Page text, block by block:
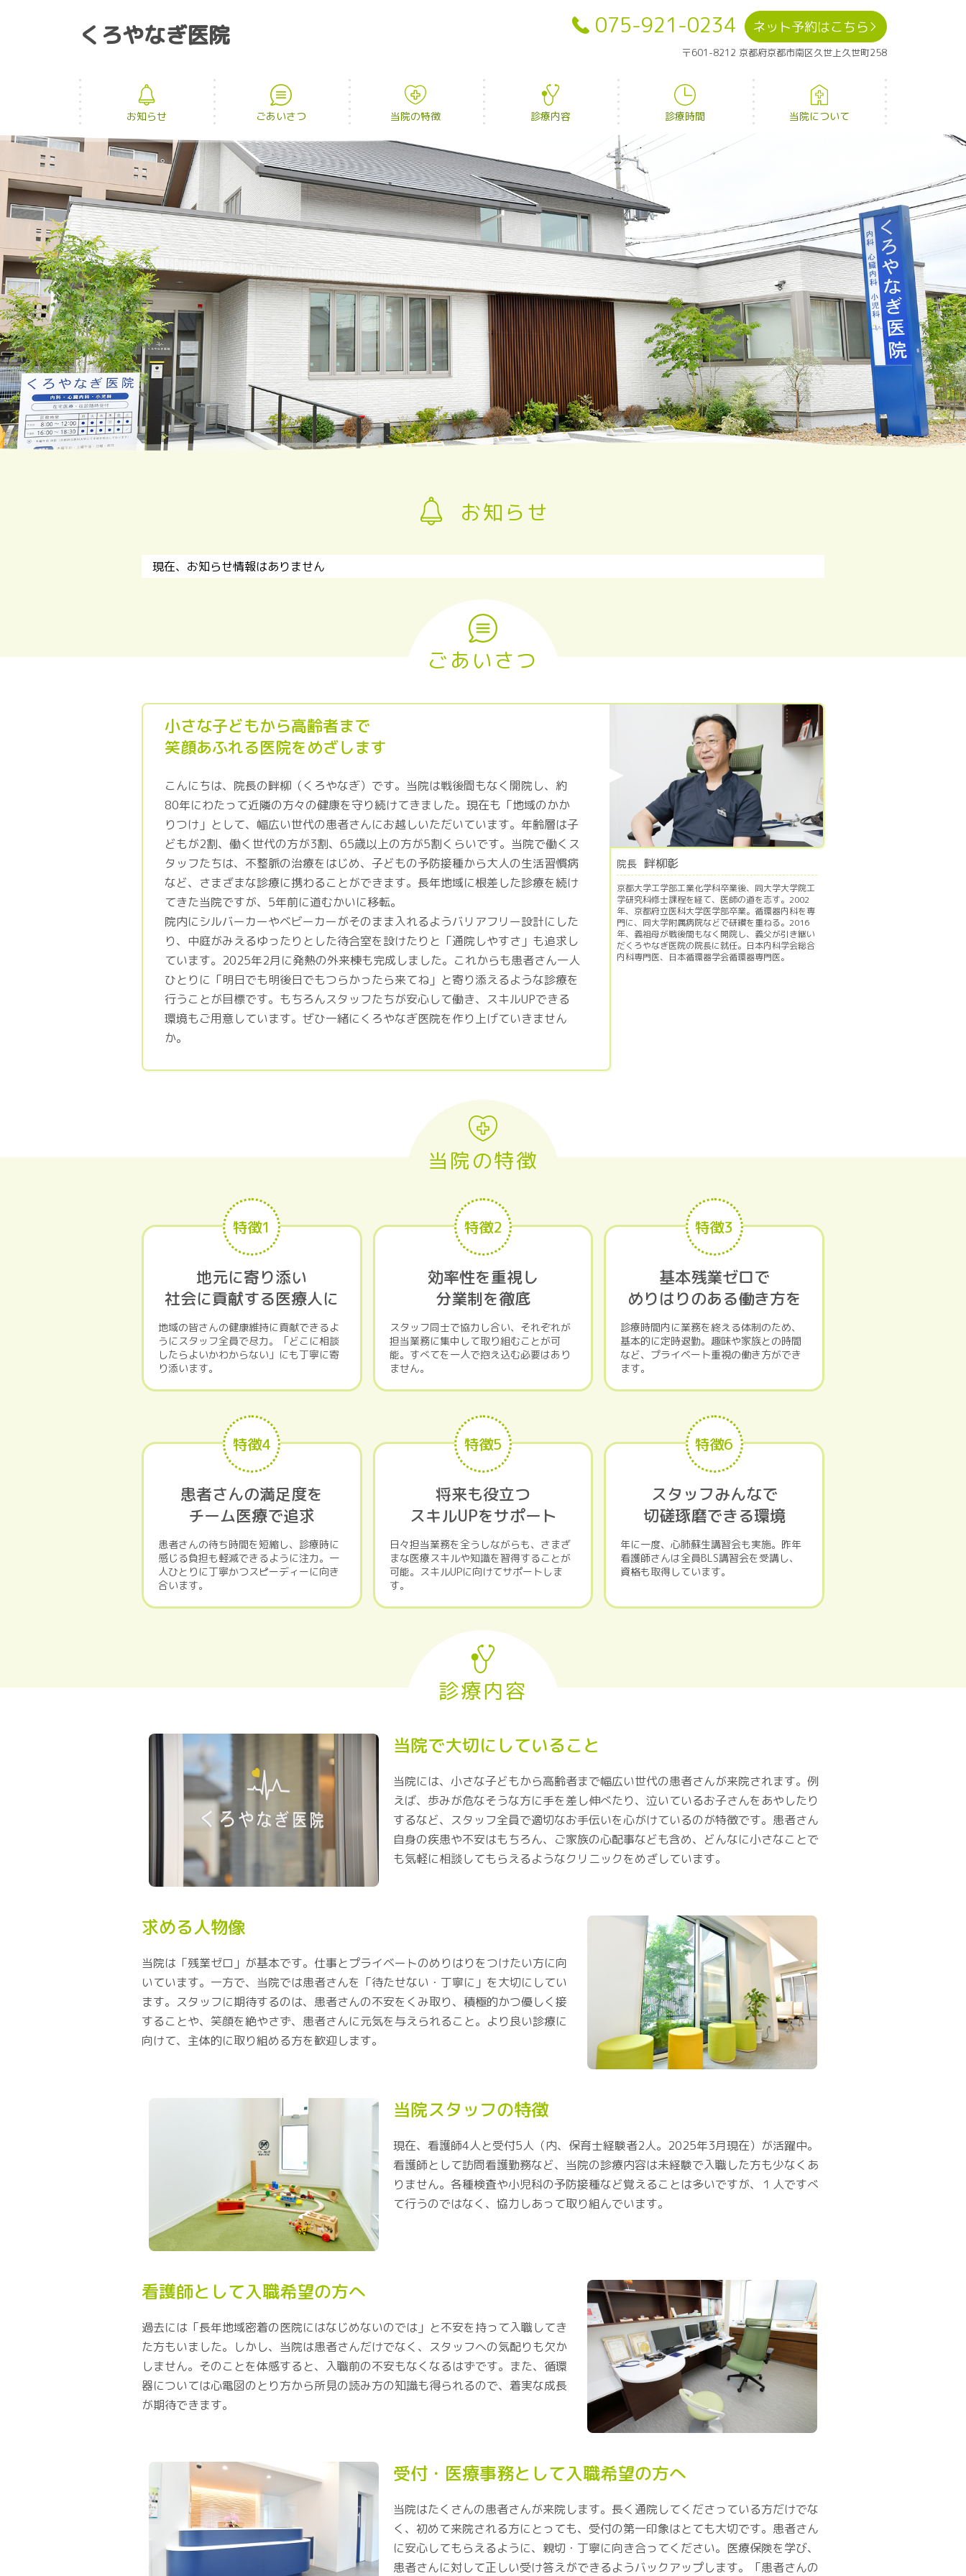
くろやなぎ医院 075-921-0234
〒601-8212 京都府京都市南区久世上久世町258
ネット予約はこちら
お知らせ ごあいさつ 当院の特徴 診療内容 診療時間 当院について
お知らせ
現在、お知らせ情報はありません
ごあいさつ
院長 畔柳彰
京都大学工学部工業化学科卒業後、同大学大学院工
学研究科修士課程を経て、医師の道を志す。2002
年、京都府立医科大学医学部卒業。循環器内科を専
門に、同大学附属病院などで研鑽を重ねる。2016
年、義祖母が戦後間もなく開院し、義父が引き継い
だくろやなぎ医院の院長に就任。日本内科学会総合
内科専門医、日本循環器学会循環器専門医。
小さな子どもから高齢者まで
笑顔あふれる医院をめざします
こんにちは、院長の畔柳（くろやなぎ）です。当院は戦後間もなく開院し、約
80年にわたって近隣の方々の健康を守り続けてきました。現在も「地域のかか
りつけ」として、幅広い世代の患者さんにお越しいただいています。年齢層は子
どもが2割、働く世代の方が3割、65歳以上の方が5割くらいです。当院で働くス
タッフたちは、不整脈の治療をはじめ、子どもの予防接種から大人の生活習慣病
など、さまざまな診療に携わることができます。長年地域に根差した診療を続け
てきた当院ですが、5年前に道むかいに移転。
院内にシルバーカーやベビーカーがそのまま入れるようバリアフリー設計にした
り、中庭がみえるゆったりとした待合室を設けたりと「通院しやすさ」も追求し
ています。2025年2月に発熱の外来棟も完成しました。これからも患者さん一人
ひとりに「明日でも明後日でもつらかったら来てね」と寄り添えるような診療を
行うことが目標です。もちろんスタッフたちが安心して働き、スキルUPできる
環境もご用意しています。ぜひ一緒にくろやなぎ医院を作り上げていきません
か。
当院の特徴
特徴1
地元に寄り添い
社会に貢献する医療人に
地域の皆さんの健康維持に貢献できるよ
うにスタッフ全員で尽力。「どこに相談
したらよいかわからない」にも丁寧に寄
り添います。
特徴2
効率性を重視し
分業制を徹底
スタッフ同士で協力し合い、それぞれが
担当業務に集中して取り組むことが可
能。すべてを一人で抱え込む必要はあり
ません。
特徴3
基本残業ゼロで
めりはりのある働き方を
診療時間内に業務を終える体制のため、
基本的に定時退勤。趣味や家族との時間
など、プライベート重視の働き方ができ
ます。
特徴4
患者さんの満足度を
チーム医療で追求
患者さんの待ち時間を短縮し、診療時に
感じる負担も軽減できるように注力。一
人ひとりに丁寧かつスピーディーに向き
合います。
特徴5
将来も役立つ
スキルUPをサポート
日々担当業務を全うしながらも、さまざ
まな医療スキルや知識を習得することが
可能。スキルUPに向けてサポートしま
す。
特徴6
スタッフみんなで
切磋琢磨できる環境
年に一度、心肺蘇生講習会も実施。昨年
看護師さんは全員BLS講習会を受講し、
資格も取得しています。
診療内容
当院で大切にしていること
当院には、小さな子どもから高齢者まで幅広い世代の患者さんが来院されます。例
えば、歩みが危なそうな方に手を差し伸べたり、泣いているお子さんをあやしたり
するなど、スタッフ全員で適切なお手伝いを心がけているのが特徴です。患者さん
自身の疾患や不安はもちろん、ご家族の心配事なども含め、どんなに小さなことで
も気軽に相談してもらえるようなクリニックをめざしています。
求める人物像
当院は「残業ゼロ」が基本です。仕事とプライベートのめりはりをつけたい方に向
いています。一方で、当院では患者さんを「待たせない・丁寧に」を大切にしてい
ます。スタッフに期待するのは、患者さんの不安をくみ取り、積極的かつ優しく接
することや、笑顔を絶やさず、患者さんに元気を与えられること。より良い診療に
向けて、主体的に取り組める方を歓迎します。
当院スタッフの特徴
現在、看護師4人と受付5人（内、保育士経験者2人。2025年3月現在）が活躍中。
看護師として訪問看護勤務など、当院の診療内容は未経験で入職した方も少なくあ
りません。各種検査や小児科の予防接種など覚えることは多いですが、１人ですべ
て行うのではなく、協力しあって取り組んでいます。
看護師として入職希望の方へ
過去には「長年地域密着の医院にはなじめないのでは」と不安を持って入職してき
た方もいました。しかし、当院は患者さんだけでなく、スタッフへの気配りも欠か
しません。そのことを体感すると、入職前の不安もなくなるはずです。また、循環
器については心電図のとり方から所見の読み方の知識も得られるので、着実な成長
が期待できます。
受付・医療事務として入職希望の方へ
当院はたくさんの患者さんが来院します。長く通院してくださっている方だけでな
く、初めて来院される方にとっても、受付の第一印象はとても大切です。患者さん
に安心してもらえるように、親切・丁寧に向き合ってください。医療保険を学び、
患者さんに対して正しい受け答えができるようバックアップします。「患者さんの